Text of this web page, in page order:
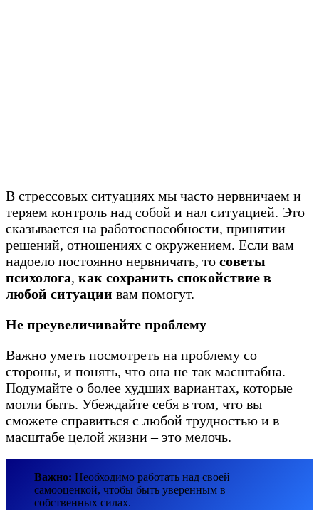
В стрессовых ситуациях мы часто нервничаем и
теряем контроль над собой и нал ситуацией. Это
сказывается на работоспособности, принятии
решений, отношениях с окружением. Если вам
надоело постоянно нервничать, то советы
психолога, как сохранить спокойствие в
любой ситуации вам помогут.
Не преувеличивайте проблему
Важно уметь посмотреть на проблему со
стороны, и понять, что она не так масштабна.
Подумайте о более худших вариантах, которые
могли быть. Убеждайте себя в том, что вы
сможете справиться с любой трудностью и в
масштабе целой жизни – это мелочь.
Важно: Необходимо работать над своей
самооценкой, чтобы быть уверенным в
собственных силах.